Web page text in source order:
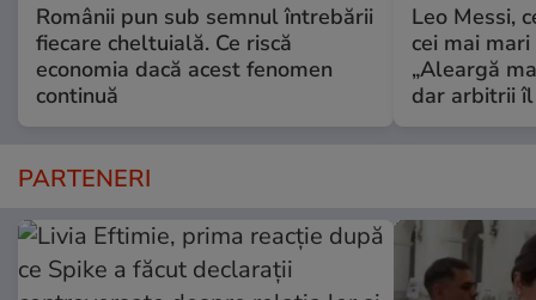
Românii pun sub semnul întrebării
fiecare cheltuială. Ce riscă
economia dacă acest fenomen
continuă
Leo Messi,
cei mai
„Aleargă
dar arbitrii îl
PARTENERI